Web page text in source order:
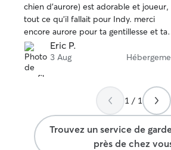
chien d’aurore) est adorable et joueur,
tout ce qu’il fallait pour Indy. merci
encore aurore pour ta gentillesse et ta
disponibilité. Nous referons appel à toi
lors de notre prochain passage au
nous recommandons Aurore à tous les
dog sitter sérieuse et attentionnée. 👍👍
Eric P.
3 Aug
1 / 1
Trouvez un service de
près de chez